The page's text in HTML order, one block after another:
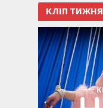
КЛІП ТИЖНЯ